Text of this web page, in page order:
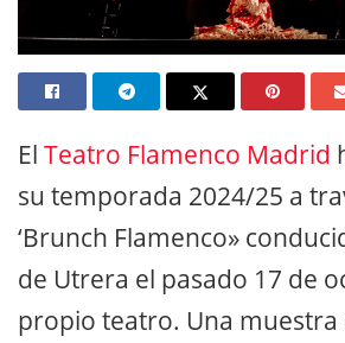
El Teatro Flamenco Madrid
su temporada 2024/25 a
‘Brunch Flamenco»
de Utrera el pasado 17 de
propio teatro. Una muestra